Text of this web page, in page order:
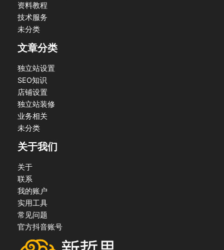
资料教程
技术服务
未分类
文章分类
独立站设置
SEO知识
店铺设置
独立站装修
业务相关
未分类
关于我们
关于
联系
我的账户
实用工具
常见问题
官方抖音账号